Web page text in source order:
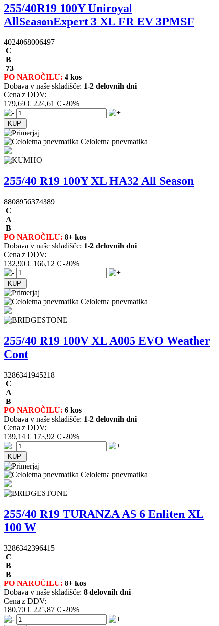
255/40R19 100Y Uniroyal
AllSeasonExpert 3 XL FR EV 3PMSF
4024068006497
C
B
73
PO NAROČILU: 4 kos
Dobava v naše skladišče: 1-2 delovnih dni
Cena z DDV:
179,69 € 224,61 € -20%
Celoletna pnevmatika
255/40 R19 100Y XL HA32 All Season
8808956374389
C
A
B
PO NAROČILU: 8+ kos
Dobava v naše skladišče: 1-2 delovnih dni
Cena z DDV:
132,90 € 166,12 € -20%
Celoletna pnevmatika
255/40 R19 100V XL A005 EVO Weather
Cont
3286341945218
C
A
B
PO NAROČILU: 6 kos
Dobava v naše skladišče: 1-2 delovnih dni
Cena z DDV:
139,14 € 173,92 € -20%
Celoletna pnevmatika
255/40 R19 TURANZA AS 6 Enliten XL
100 W
3286342396415
C
B
B
PO NAROČILU: 8+ kos
Dobava v naše skladišče: 8 delovnih dni
Cena z DDV:
180,70 € 225,87 € -20%